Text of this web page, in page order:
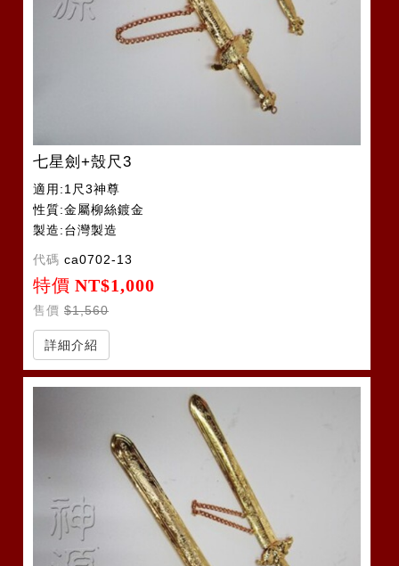
七星劍+殼尺3
適用:1尺3神尊
性質:金屬柳絲鍍金
製造:台灣製造
代碼 ca0702-13
特價 NT$1,000
售價 $1,560
詳細介紹